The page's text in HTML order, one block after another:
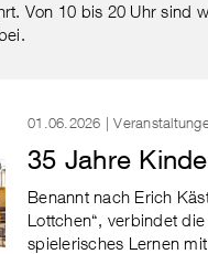
Von 10 bis 20 Uhr sind
01.06.2026 |
35 Jahre
Benannt nach Erich
Lottchen“, verbindet
spielerisches Lernen